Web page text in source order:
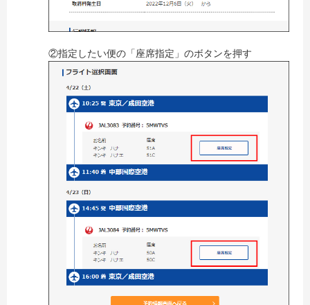
②指定したい便の「座席指定」のボタンを押す